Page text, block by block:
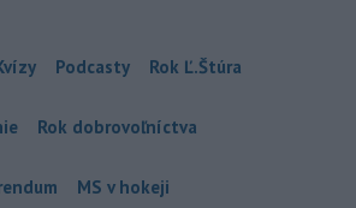
Podcasty Rok Ľ.Štúra
Rok dobrovoľníctva
MS v hokeji